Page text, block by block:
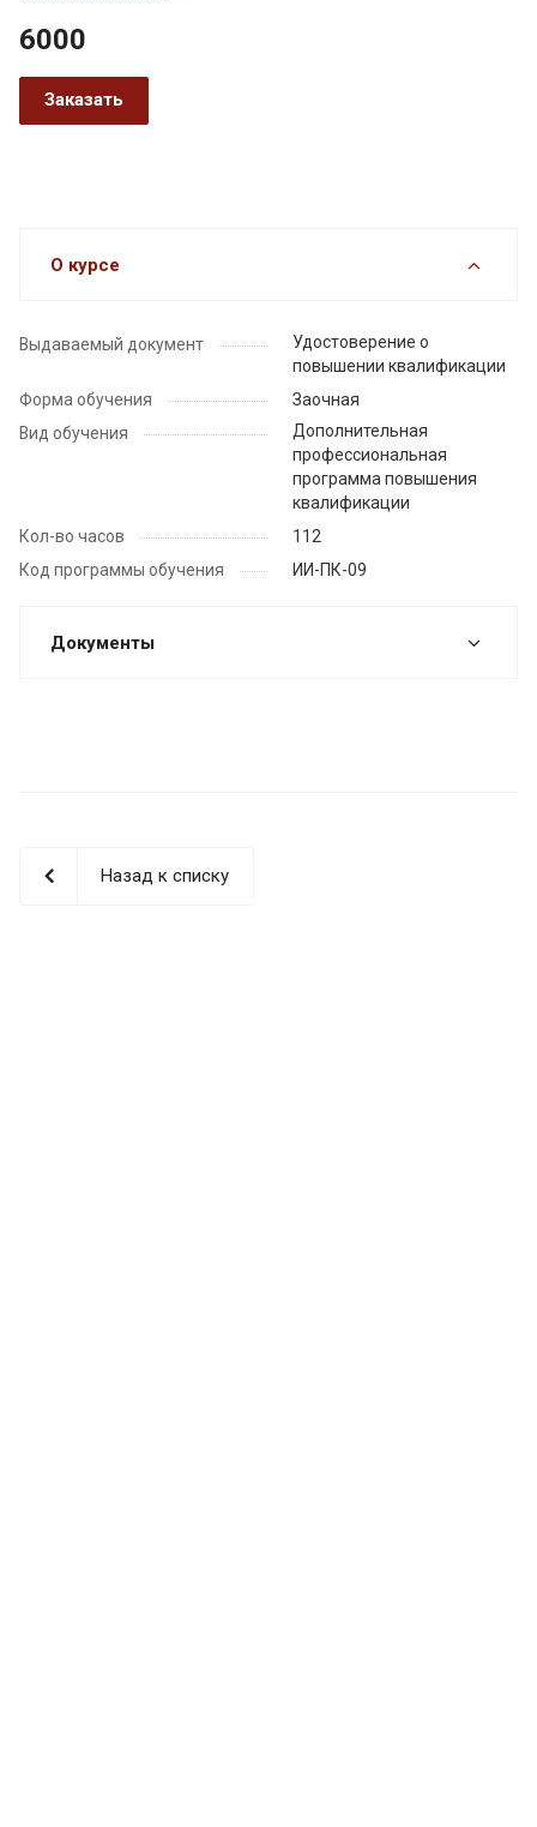
6000
Заказать
О курсе
Выдаваемый документ
Удостоверение о
повышении квалификации
Форма обучения
Заочная
Вид обучения
Дополнительная
профессиональная
программа повышения
квалификации
Кол-во часов
112
Код программы обучения
ИИ-ПК-09
Документы
Назад к списку